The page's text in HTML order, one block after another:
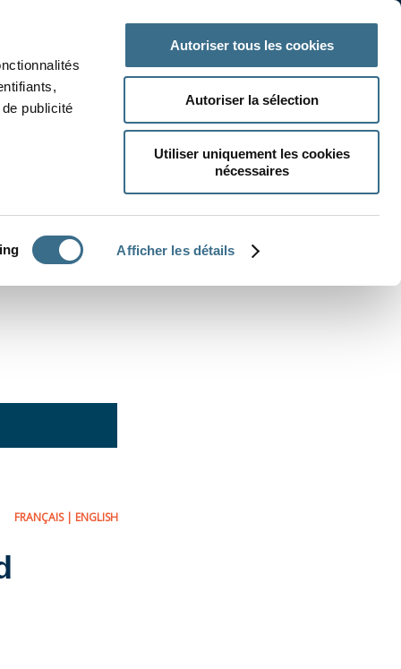
publicité
Afficher les détails
Autoriser tous les cookies
Autoriser la sélection
Utiliser uniquement les cookies
nécessaires
FRANÇAIS| ENGLISH